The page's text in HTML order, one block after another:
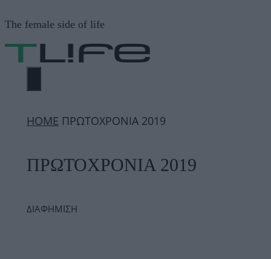
σε
περιεχόμενο
The female side of life
ΜΕΝΟΎ
ΗΟΜΕ ΠΡΩΤΟΧΡΟΝΙΑ 2019
ΠΡΩΤΟΧΡΟΝΙΑ 2019
ΔΙΑΦΗΜΙΣΗ